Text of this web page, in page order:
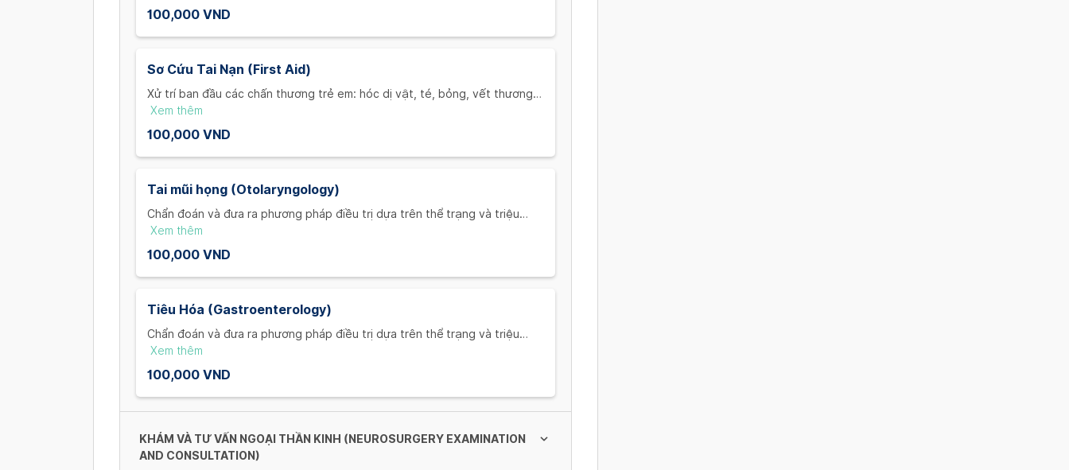
child's condition and symptoms.)
100,000 VND
Sơ Cứu Tai Nạn (First Aid)
Xử trí ban đầu các chấn thương trẻ em: hóc dị vật, té, bỏng, vết thương
phần mềm. (First aid for child injuries caused by: swallowing objects,
falling, burning, soft tissue injuries.)
Xem thêm
100,000 VND
Tai mũi họng (Otolaryngology)
Chẩn đoán và đưa ra phương pháp điều trị dựa trên thể trạng và triệu
chứng của bệnh nhi: Sốt, viêm họng, sổ mũi... (Diagnose and recommend
treatment based on the child's condition and symptoms: Fever, sore
throat, runny nose ...)
Xem thêm
100,000 VND
Tiêu Hóa (Gastroenterology)
Chẩn đoán và đưa ra phương pháp điều trị dựa trên thể trạng và triệu
chứng của bệnh nhi: Tiêu chảy, táo bón,viêm (Diagnose and recommend
treatment based on the child's condition and symptoms: Diarrhea,
constipation...)
Xem thêm
100,000 VND
KHÁM VÀ TƯ VẤN NGOẠI THẦN KINH (NEUROSURGERY EXAMINATION
AND CONSULTATION)